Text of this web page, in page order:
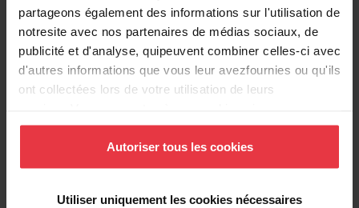
partageons également des informations sur l'utilisation de
notresite avec nos partenaires de médias sociaux, de
publicité et d'analyse, quipeuvent combiner celles-ci avec
d'autres informations que vous leur avezfournies ou qu'ils
ont collectées lors de votre utilisation de leurs
continuez à utiliser notre site Web.
Autoriser tous les cookies
Utiliser uniquement les cookies nécessaires
Type de matériau Acier inoxydable
Couleur Acier inoxydable
Sous-catégorie Grille de fond